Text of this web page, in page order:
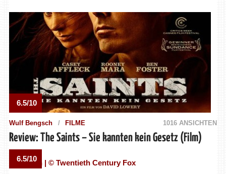
6.5/10
Wulf Bengsch FILME 1016 ANSICHTEN
Review: The Saints – Sie kannten kein Gesetz (Film)
6.5/10